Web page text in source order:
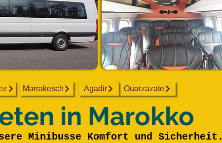
Marrakesch Agadir Ouarzazate
in Marokko
Minibusse Komfort und Sicherheit.